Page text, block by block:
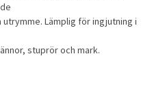
Lämplig för ingjutning i
stuprör och mark.